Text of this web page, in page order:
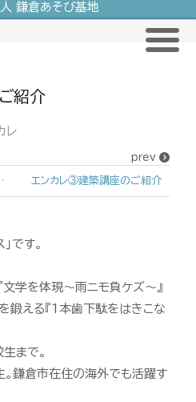
紹介
レ
prev
エンカレ③建築講座のご紹介
講座
です。
学を体現～雨ニモ負ケズ～』
える『1本歯下駄をはきこな
まで。
鎌倉市在住の海外でも活躍す
鎌倉あそび基地